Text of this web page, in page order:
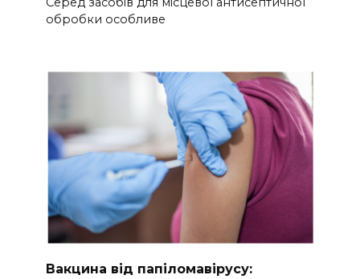
обробки особливе
Вакцина від папіломавірусу: